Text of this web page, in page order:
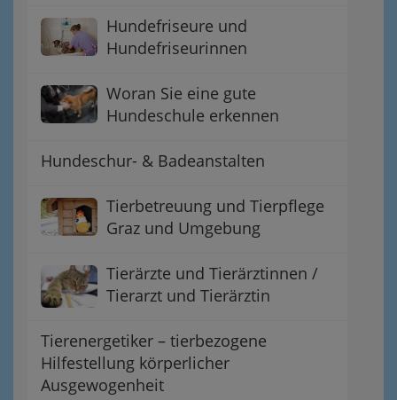
Hundefriseure und
Hundefriseurinnen
Woran Sie eine gute
Hundeschule erkennen
Hundeschur- & Badeanstalten
Tierbetreuung und Tierpflege
Graz und Umgebung
Tierärzte und Tierärztinnen /
Tierarzt und Tierärztin
Tierenergetiker – tierbezogene
Hilfestellung körperlicher
Ausgewogenheit